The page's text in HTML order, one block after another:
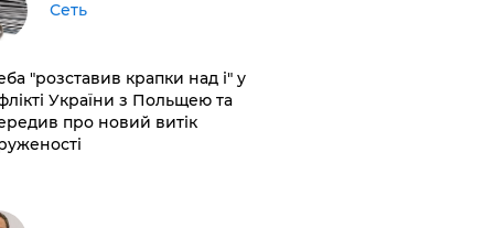
Сеть
"розставив крапки над і" у
України з Польщею та
про новий витік